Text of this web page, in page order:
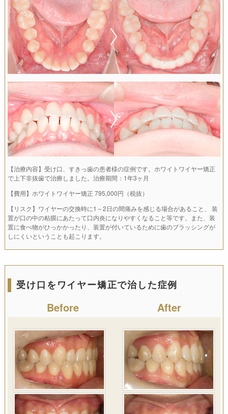
【治療内容】受け口、すきっ歯の患者様の症例です。ホワイトワイヤー矯正
で上下非抜歯で治療しました。治療期間：1年3ヶ月
【費用】ホワイトワイヤー矯正 795,000円（税抜）
【リスク】ワイヤーの交換時に1～2日の間痛みを感じる場合があること、 装
置が口の中の粘膜にあたって口内炎になりやすくなること等です。また、装
置に食べ物がひっかかったり、装置が付いているために歯のブラッシングが
しにくいということも起こります。
受け口をワイヤー矯正で治した症例
Before After